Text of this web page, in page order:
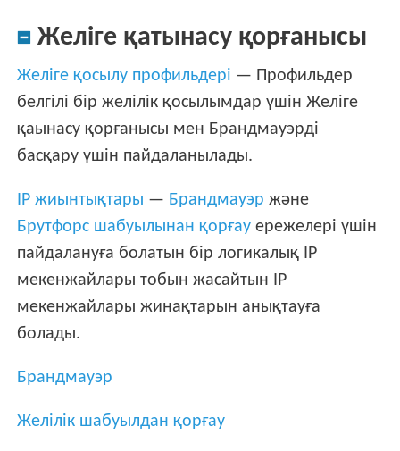
Желіге қатынасу қорғанысы
Желіге қосылу профильдері — Профильдер
белгілі бір желілік қосылымдар үшін Желіге
қаынасу қорғанысы мен Брандмауэрді
басқару үшін пайдаланылады.
IP жиынтықтары — Брандмауэр және
Брутфорс шабуылынан қорғау ережелері үшін
пайдалануға болатын бір логикалық IP
мекенжайлары тобын жасайтын IP
мекенжайлары жинақтарын анықтауға
болады.
Брандмауэр
Желілік шабуылдан қорғау